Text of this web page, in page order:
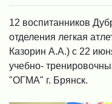
12 воспитанников
отделения легкая
Казорин А.А.) с 22
учебно-
"ОГМА" г. Брянск.